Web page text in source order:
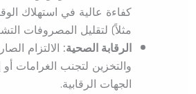
كفاءة عالية في استهلاك
مثلاً) لتقليل المصروفات
الرقابة الصحية:الالتزام
والتخزين لتجنب الغرامات
الجهات الرقابية.